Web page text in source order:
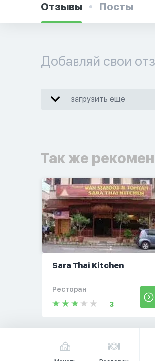
Отзывы Посты
Добавляй свои
загрузить еще
Так же
Sara Thai Kitchen
Ресторан
3